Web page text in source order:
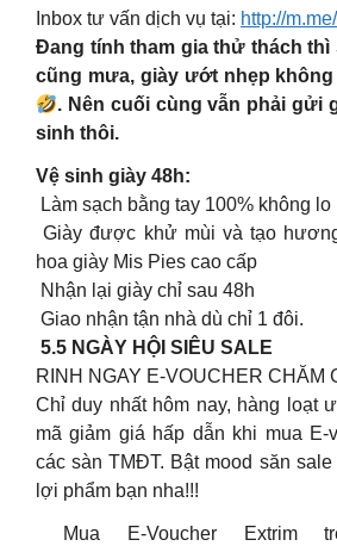
Inbox tư vấn dịch vụ tại: http://
Đang tính tham gia thử thách thì
cũng mưa, giày ướt nhẹp
. Nên cuối cùng vẫn phải gửi
sinh thôi.
Vệ sinh giày 48h:
Làm sạch bằng tay 100% không
Giày được khử mùi và tạo
hoa giày Mis Pies cao cấp
Nhận lại giày chỉ sau 48h
Giao nhận tận nhà dù chỉ 1 đôi.
5.5 NGÀY HỘI SIÊU SALE
RINH NGAY E-VOUCHER CHĂM
Chỉ duy nhất hôm nay, hàng loạt
mã giảm giá hấp dẫn khi mua E-
các sàn TMĐT. Bật mood săn
lợi phẩm bạn nha!!!
Mua E-Voucher Extrim